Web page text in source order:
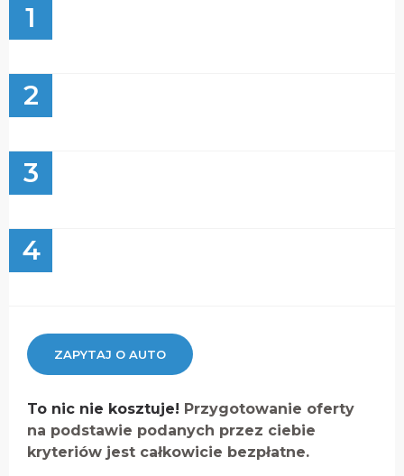
1
2
3
4
ZAPYTAJ O AUTO
To nic nie kosztuje! Przygotowanie oferty
na podstawie podanych przez ciebie
kryteriów jest całkowicie bezpłatne.